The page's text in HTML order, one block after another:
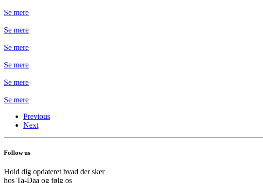
Se mere
Se mere
Se mere
Se mere
Se mere
Se mere
Previous
Next
Follow us
Hold dig opdateret hvad der sker
hos Ta-Daa og følg os